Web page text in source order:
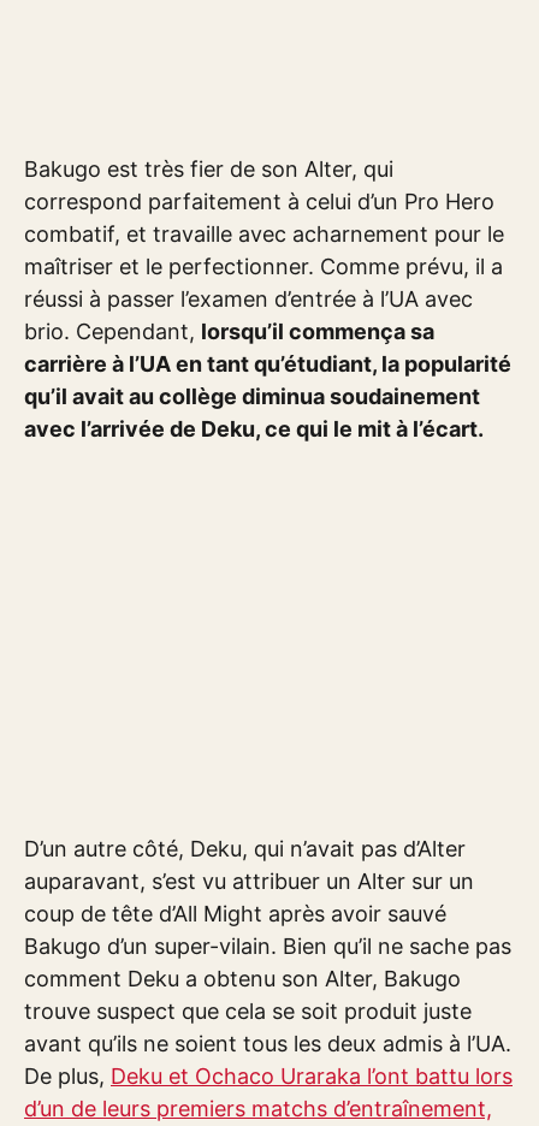
Bakugo est très fier de son Alter, qui
correspond parfaitement à celui d’un Pro Hero
combatif, et travaille avec acharnement pour le
maîtriser et le perfectionner. Comme prévu, il a
réussi à passer l’examen d’entrée à l’UA avec
brio. Cependant, lorsqu’il commença sa
carrière à l’UA en tant qu’étudiant, la popularité
qu’il avait au collège diminua soudainement
avec l’arrivée de Deku, ce qui le mit à l’écart.
D’un autre côté, Deku, qui n’avait pas d’Alter
auparavant, s’est vu attribuer un Alter sur un
coup de tête d’All Might après avoir sauvé
Bakugo d’un super-vilain. Bien qu’il ne sache pas
comment Deku a obtenu son Alter, Bakugo
trouve suspect que cela se soit produit juste
avant qu’ils ne soient tous les deux admis à l’UA.
De plus, Deku et Ochaco Uraraka l’ont battu lors
d’un de leurs premiers matchs d’entraînement,